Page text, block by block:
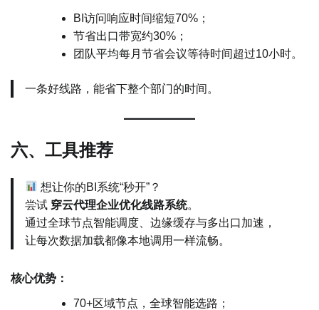
BI访问响应时间缩短70%；
节省出口带宽约30%；
团队平均每月节省会议等待时间超过10小时。
一条好线路，能省下整个部门的时间。
六、工具推荐
想让你的BI系统“秒开”？
尝试 穿云代理企业优化线路系统。
通过全球节点智能调度、边缘缓存与多出口加速，
让每次数据加载都像本地调用一样流畅。
核心优势：
70+区域节点，全球智能选路；